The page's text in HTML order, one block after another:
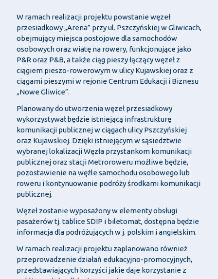
W ramach realizacji projektu powstanie węzeł
przesiadkowy „Arena” przy ul. Pszczyńskiej w Gliwicach,
obejmujący miejsca postojowe dla samochodów
osobowych oraz wiatę na rowery, funkcjonujące jako
P&R oraz P&B, a także ciąg pieszy łączący węzeł z
ciągiem pieszo-rowerowym w ulicy Kujawskiej oraz z
ciągami pieszymi w rejonie Centrum Edukacji i Biznesu
„Nowe Gliwice”.
Planowany do utworzenia węzeł przesiadkowy
wykorzystywał będzie istniejącą infrastrukturę
komunikacji publicznej w ciągach ulicy Pszczyńskiej
oraz Kujawskiej. Dzięki istniejącym w sąsiedztwie
wybranej lokalizacji Węzła przystankom komunikacji
publicznej oraz stacji Metroroweru możliwe będzie,
pozostawienie na węźle samochodu osobowego lub
roweru i kontynuowanie podróży środkami komunikacji
publicznej.
Węzeł zostanie wyposażony w elementy obsługi
pasażerów tj. tablice SDIP i biletomat, dostępna będzie
informacja dla podróżujących w j. polskim i angielskim.
W ramach realizacji projektu zaplanowano również
przeprowadzenie działań edukacyjno-promocyjnych,
przedstawiających korzyści jakie daje korzystanie z